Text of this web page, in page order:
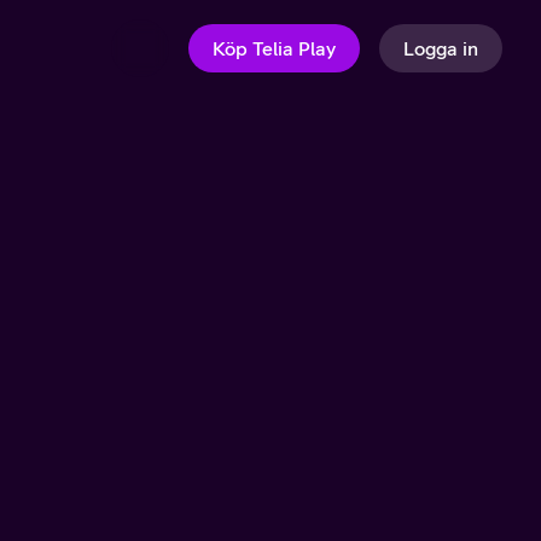
Köp Telia Play Logga in